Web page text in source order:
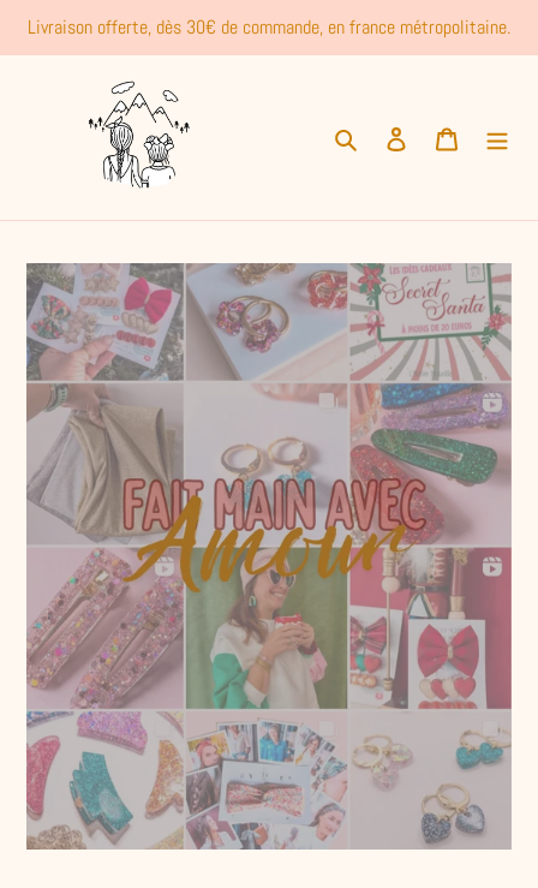
Passer
au
Livraison offerte, dès 30€ de commande, en france métropolitaine.
RechercherSe connecter
Panier